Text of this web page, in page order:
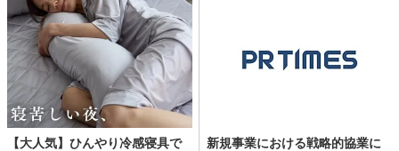
【大人気】ひんやり冷感寝具で
新規事業における戦略的協業に